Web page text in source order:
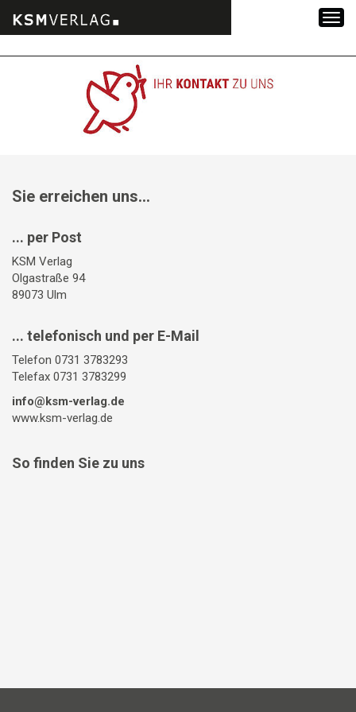
Sie erreichen uns...
... per Post
KSM Verlag
Olgastraße 94
89073 Ulm
... telefonisch und per E-Mail
Telefon 0731 3783293
Telefax 0731 3783299
info@ksm-verlag.de
www.ksm-verlag.de
So finden Sie zu uns